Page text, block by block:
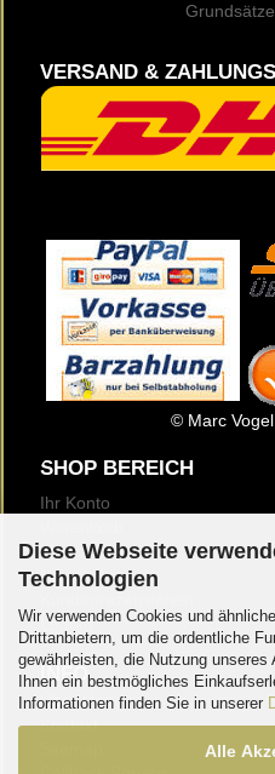
Diese Webseite
Technologien
Wir verwenden Cookies und
Drittanbietern, um die ordentliche
gewährleisten, die Nutzung
Ihnen ein bestmögliches
Informationen finden Sie in unserer
Alle
Grundsätze
VERSAND &
© Marc
SHOP BEREICH
Ihr Konto
Merkzettel
Newsletter
Logout
INFO
Über Uns
Kontakt